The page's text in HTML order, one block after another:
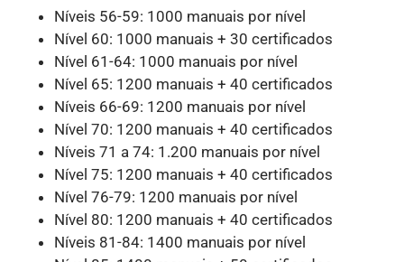
Níveis 56-59: 1000 manuais por nível
Nível 60: 1000 manuais + 30 certificados
Nível 61-64: 1000 manuais por nível
Nível 65: 1200 manuais + 40 certificados
Níveis 66-69: 1200 manuais por nível
Nível 70: 1200 manuais + 40 certificados
Níveis 71 a 74: 1.200 manuais por nível
Nível 75: 1200 manuais + 40 certificados
Nível 76-79: 1200 manuais por nível
Nível 80: 1200 manuais + 40 certificados
Níveis 81-84: 1400 manuais por nível